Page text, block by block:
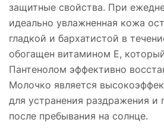
защитные свойства. При
идеально увлажненная кожа
гладкой и бархатистой в
обогащен витамином Е,
Пантенолом эффективно
Молочко является
для устранения раздражения и
после пребывания на солнце.